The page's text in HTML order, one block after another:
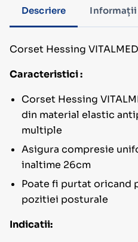
Descriere Informații
Corset Hessing VITALMED
Caracteristici :
Corset Hessing
din material elastic
multiple
Asigura compresie
inaltime 26cm
Poate fi purtat oricand
pozitiei posturale
Indicatii: